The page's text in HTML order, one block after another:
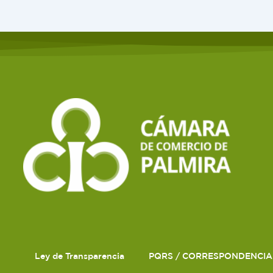
Ley de Transparencia PQRS / CORRESPONDENCIA